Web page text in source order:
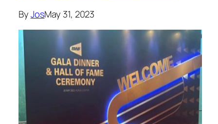
ByJosMay 31, 2023